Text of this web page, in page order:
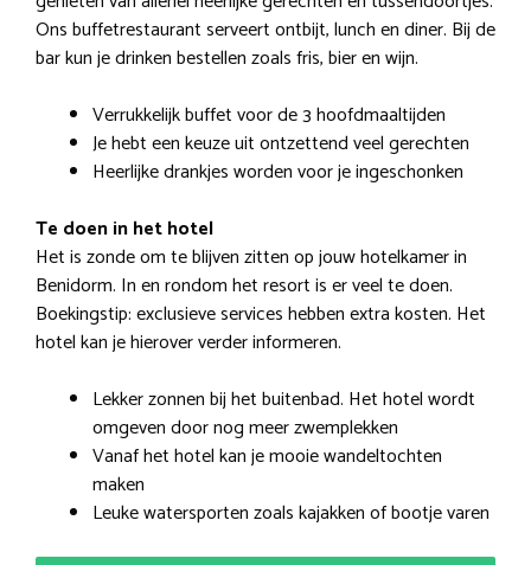
Ons buffetrestaurant serveert ontbijt, lunch en diner. Bij de
bar kun je drinken bestellen zoals fris, bier en wijn.
Verrukkelijk buffet voor de 3 hoofdmaaltijden
Je hebt een keuze uit ontzettend veel gerechten
Heerlijke drankjes worden voor je ingeschonken
Te doen in het hotel
Het is zonde om te blijven zitten op jouw hotelkamer in
Benidorm. In en rondom het resort is er veel te doen.
Boekingstip: exclusieve services hebben extra kosten. Het
hotel kan je hierover verder informeren.
Lekker zonnen bij het buitenbad. Het hotel wordt
omgeven door nog meer zwemplekken
Vanaf het hotel kan je mooie wandeltochten
maken
Leuke watersporten zoals kajakken of bootje varen